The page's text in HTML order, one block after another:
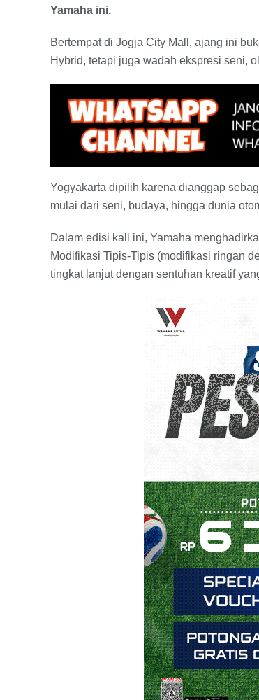
Yamaha ini.
Bertempat di Jogja City Mall, ajang ini
Hybrid, tetapi juga wadah ekspresi seni,
Yogyakarta dipilih karena dianggap
mulai dari seni, budaya, hingga dunia
Dalam edisi kali ini, Yamaha
Modifikasi Tipis-Tipis (modifikasi ringan
tingkat lanjut dengan sentuhan kreatif